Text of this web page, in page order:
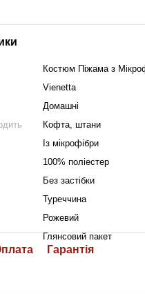
Костюм Піжама з
Vienetta
Домашні
Кофта, штани
Із мікрофібри
100% поліестер
Без застібки
Туреччина
Рожевий
Глянсовий пакет
Гарантія